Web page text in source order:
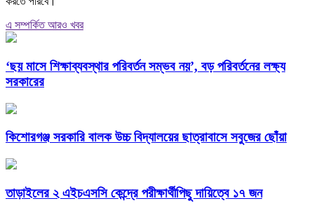
এ সম্পর্কিত আরও খবর
‘ছয় মাসে শিক্ষাব্যবস্থার পরিবর্তন সম্ভব নয়’, বড় পরিবর্তনের লক্ষ্য
সরকারের
কিশোরগঞ্জ সরকারি বালক উচ্চ বিদ্যালয়ের ছাত্রাবাসে সবুজের ছোঁয়া
তাড়াইলের ২ এইচএসসি কেন্দ্রে পরীক্ষার্থীপিছু দায়িত্বে ১৭ জন